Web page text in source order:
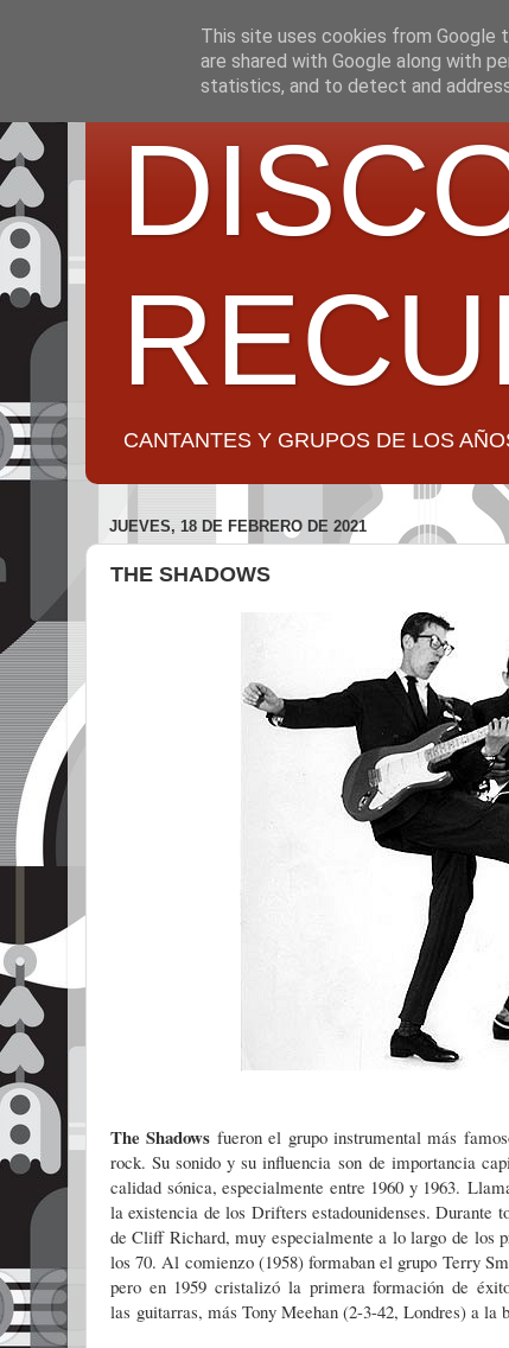
CANTANTES Y GRUPOS DE LOS
JUEVES, 18 DE FEBRERO DE 2021
THE SHADOWS
The Shadows fueron el grupo instrumental más
rock. Su sonido y su influencia son de importancia
calidad sónica, especialmente entre 1960 y 1963.
la existencia de los Drifters estadounidenses. Durante
de Cliff Richard, muy especialmente a lo largo de los
los 70. Al comienzo (1958) formaban el grupo Terry
pero en 1959 cristalizó la primera formación de
las guitarras, más Tony Meehan (2-3-42, Londres) a la
This site uses cookies from Google
are shared with Google along with
statistics, and to detect and